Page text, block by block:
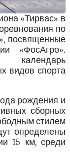
«Тирвас» в
по
посвященные
«ФосАгро».
видов спорта
рождения и
сборных
стилем
определены
15 км, среди